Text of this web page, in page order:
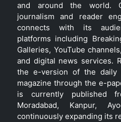
and around the world.
journalism and reader
connects with its
platforms including
Galleries, YouTube
and digital news services.
the e-version of the daily
magazine through the e-
is currently published
Moradabad, Kanpur,
continuously expanding its